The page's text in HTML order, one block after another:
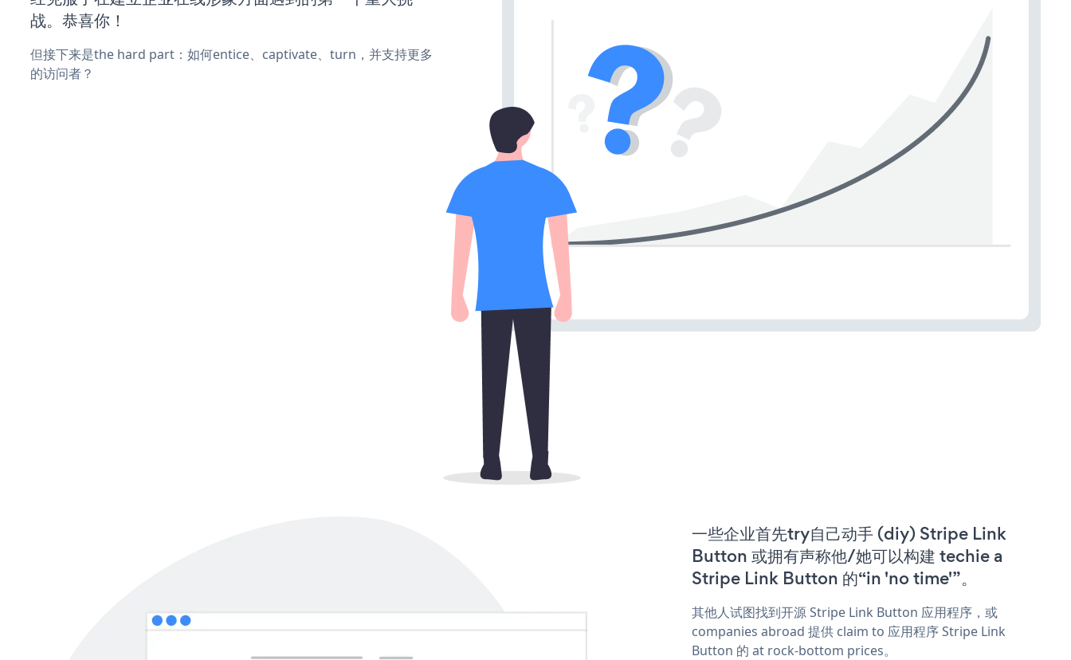
战。恭喜你！
但接下来是the hard part：如何entice、captivate、turn，并支持更多
的访问者？
一些企业首先try自己动手 (diy) Stripe Link
Button 或拥有声称他/她可以构建 techie a
Stripe Link Button 的“in 'no time'”。
其他人试图找到开源 Stripe Link Button 应用程序，或
companies abroad 提供 claim to 应用程序 Stripe Link
Button 的 at rock-bottom prices。